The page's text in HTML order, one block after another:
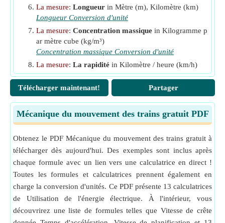
(US))
α Accélération du train (Kilomètre / heure seconde)
β Ralentissement du train (Kilomètre / heure seconde)
μ Coefficient d'adhérence
Densité de masse (Kilogramme par mètre cube)
τe Couple moteur (Newton-mètre)
La mesure: Longueur in Mètre (m), Kilomètre (km)
Longueur Conversion d'unité
La mesure: Concentration massique in Kilogramme p
ar mètre cube (kg/m³)
Concentration massique Conversion d'unité
La mesure: La rapidité in Kilomètre / heure (km/h)
La rapidité Conversion d'unité
La mesure:Zonein Mètre carré (m²)
Zone Conversion d'unité
La mesure: Tempsin Heure (h), Minute (min), Deuxiè
me (s)
La mesure
Angle Conversion d'unité
Accélération Conversion d'unité
La mesure: Vitesse angulairein Révolutions par minut
e (rev/min)
Télécharger maintenant! Partager
Mécanique du mouvement des trains gratuit PDF
Obtenez le PDF Mécanique du mouvement des trains gratuit à
télécharger dès aujourd'hui. Des exemples sont inclus après
chaque formule avec un lien vers une calculatrice en direct !
Toutes les formules et calculatrices prennent également en
charge la conversion d'unités. Ce PDF présente 13 calculatrices
de Utilisation de l'énergie électrique. À l'intérieur, vous
découvrirez une liste de formules telles que Vitesse de crête